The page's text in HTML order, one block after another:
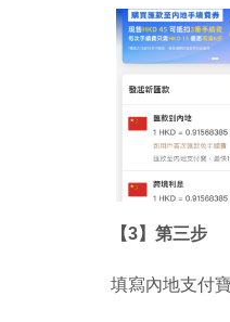
【3】第三步
填寫內地支付